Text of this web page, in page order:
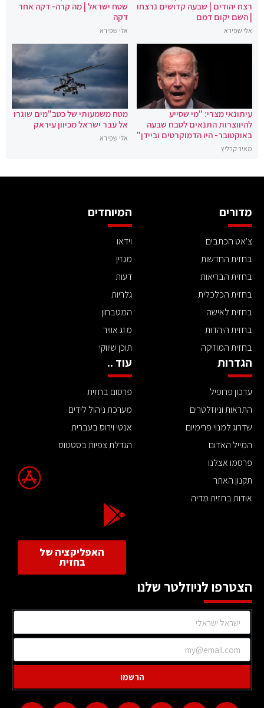
רצח יהודים | שבעה קדושים נרצחו
| השם יקום דמם
אלי שפירא
שטח ישראל | מה קרה- דקה אחר
דקה
אלי שפירא
עיתונאי מצרי: "מי שסייע
להיווצרות התנאים לטבח שבעה
באוקטובר- היו הדמוקרטים וביידן"
מאיר קרליץ
מטח משמעותי של כטב"מים שוגרו
אל עבר ישראל מכיוון עיראק
אלי שפירא
מדורים
צ'אט הכתבים
בחזית החדשות
בחזית הבריאות
בחזית הכלכלית
בחזית לאישה
בחזית היהדות
בחזית המוזיקה
המיוחדים
וידאו
מגזין
דעות
גלריות
המטבחון
מזג אוויר
תוכן שיווקי
הגדרות
עדכון פרופיל
התראות וניוזלטרים
שדרוג למנוי פרימיום
המייל האדום
פרסמו אצלנו
תקנון האתר
אודות בחזית מדיה
עוד ..
פרסום בחזית
מערכת ניהול לידים
אנטי וירוס בעברית
הגדלת צפיות בסטטוס
האפליקציה של
בחזית
הצטרפו לניוזלטר שלנו
הרשמו